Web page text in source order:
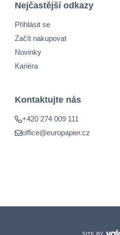
Nejčastější odkazy
Přihlásit se
Začít nakupovat
Novinky
Kariéra
Kontaktujte nás
+420 274 009 111
office@europapier.cz